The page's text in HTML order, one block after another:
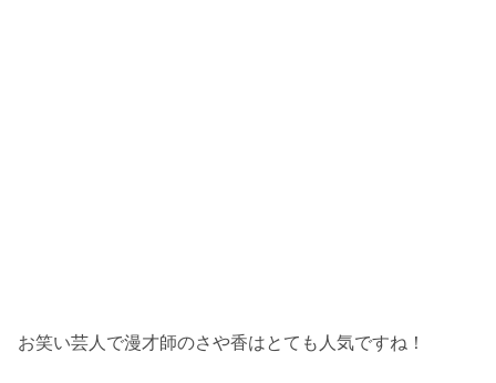
お笑い芸人で漫才師のさや香はとても人気ですね！